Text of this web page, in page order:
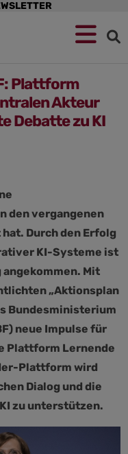
Plattform
Akteur
Debatte zu KI
den vergangenen
Durch den Erfolg
KI-Systeme ist
Mit
„Aktionsplan
Bundesministerium
neue Impulse für
Plattform Lernende
Plattform wird
Dialog und die
zu unterstützen.